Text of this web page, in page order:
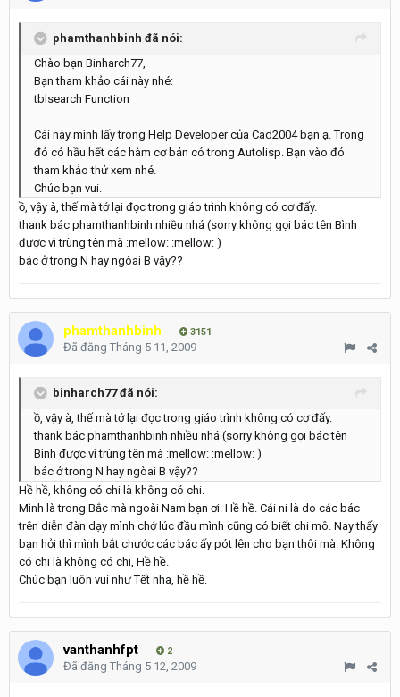
phamthanhbinh đã nói:
Chào bạn Binharch77,
Bạn tham khảo cái này nhé:
tblsearch Function
Cái này mình lấy trong Help Developer của Cad2004 bạn ạ. Trong
đó có hầu hết các hàm cơ bản có trong Autolisp. Bạn vào đó
tham khảo thử xem nhé.
Chúc bạn vui.
ồ, vậy à, thế mà tớ lại đọc trong giáo trình không có cơ đấy.
thank bác phamthanhbinh nhiều nhá (sorry không gọi bác tên Bình
được vì trùng tên mà :mellow: :mellow: )
bác ở trong N hay ngòai B vậy??
phamthanhbinh 3151
Đã đăng Tháng 5 11, 2009
binharch77 đã nói:
ồ, vậy à, thế mà tớ lại đọc trong giáo trình không có cơ đấy.
thank bác phamthanhbinh nhiều nhá (sorry không gọi bác tên
Bình được vì trùng tên mà :mellow: :mellow: )
bác ở trong N hay ngòai B vậy??
Hề hề, không có chi là không có chi.
Mình là trong Bắc mà ngoài Nam bạn ơi. Hề hề. Cái ni là do các bác
trên diễn đàn dạy mình chớ lúc đầu mình cũng có biết chi mô. Nay thấy
bạn hỏi thì mình bắt chước các bác ấy pót lên cho bạn thôi mà. Không
có chi là không có chi, Hề hề.
Chúc bạn luôn vui như Tết nha, hề hề.
vanthanhfpt 2
Đã đăng Tháng 5 12, 2009